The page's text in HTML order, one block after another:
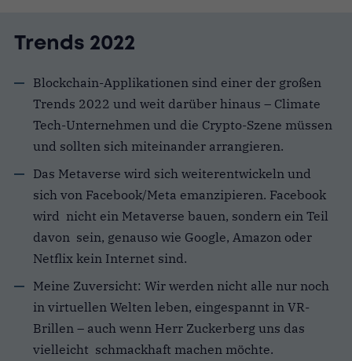
Trends 2022
Blockchain-Applikationen sind einer der großen
Trends 2022 und weit darüber hinaus – Climate
Tech-Unternehmen und die Crypto-Szene müssen
und sollten sich miteinander arrangieren.
Das Metaverse wird sich weiterentwickeln und
sich von Facebook/Meta emanzipieren. Facebook
wird nicht ein Metaverse bauen, sondern ein Teil
davon sein, genauso wie Google, Amazon oder
Netflix kein Internet sind.
Meine Zuversicht: Wir werden nicht alle nur noch
in virtuellen Welten leben, eingespannt in VR-
Brillen – auch wenn Herr Zuckerberg uns das
vielleicht schmackhaft machen möchte.